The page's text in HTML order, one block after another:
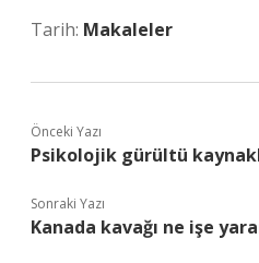
Tarih: Makaleler
Önceki Yazı
Psikolojik gürültü
Sonraki Yazı
Kanada kavağı ne işe